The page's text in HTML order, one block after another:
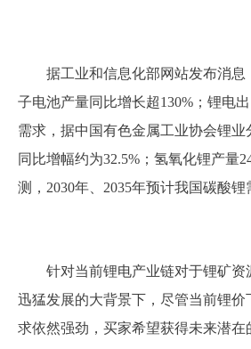
据工业和信息化部网站发布消
子电池产量同比增长超130%；锂电
需求，据中国有色金属工业协会锂业
同比增幅约为32.5%；氢氧化锂产量
测，2030年、2035年预计我国碳酸
针对当前锂电产业链对于锂矿
迅猛发展的大背景下，尽管当前锂
求依然强劲，买家希望获得未来潜